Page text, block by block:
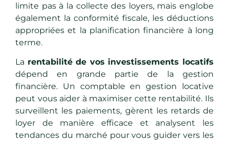
limite pas à la collecte des loyers, mais englobe
égalеmеnt la conformité fiscale, les déductions
appropriées et la planification financière à long
terme.
La rentabilité de vos investissements locatifs
dépend en grande partie de la gestion
financière. Un comptable en gestion locative
peut vous aider à maximiser cette rentabilité. Ils
survеillеnt les paiements, gèrent les retards de
loyer de manière efficace et analysent les
tendances du marché pour vous guider vers les